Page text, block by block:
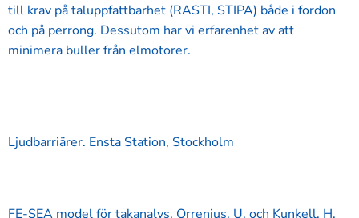
till krav på taluppfattbarhet (RASTI, STIPA) både i fordon
och på perrong. Dessutom har vi erfarenhet av att
minimera buller från elmotorer.
Ljudbarriärer. Ensta Station, Stockholm
FE-SEA model för takanalys. Orrenius, U. och Kunkell, H.